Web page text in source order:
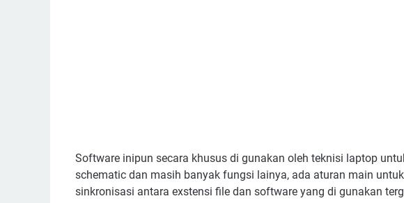
Software inipun secara khusus di gunakan oleh teknisi laptop
schematic dan masih banyak fungsi lainya, ada aturan main
sinkronisasi antara exstensi file dan software yang di gunakan